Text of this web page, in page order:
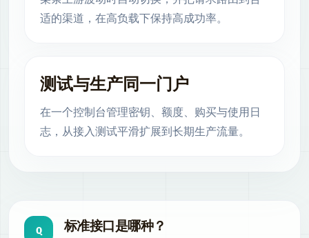
适的渠道，在高负载下保持高成功率。
测试与生产同一门户
在一个控制台管理密钥、额度、购买与使用日
志，从接入测试平滑扩展到长期生产流量。
Q 标准接口是哪种？